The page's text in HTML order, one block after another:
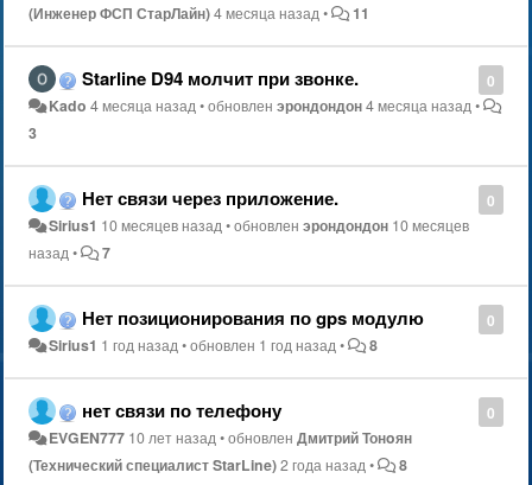
(Инженер ФСП СтарЛайн)4 месяца назад• 11
0
Starline D94 молчит при звонке.
Kado 4 месяца назад•обновленэрондондон4 месяца назад•
3
0
Нет связи через приложение.
Sirius1 10 месяцев назад•обновленэрондондон 10 месяцев
назад• 7
0
Нет позиционирования по gps модулю
Sirius1 1 год назад•обновлен 1 год назад• 8
0
нет связи по телефону
EVGEN777 10 лет назад•обновленДмитрий Тонoян
(Технический специалист StarLine)2 года назад• 8